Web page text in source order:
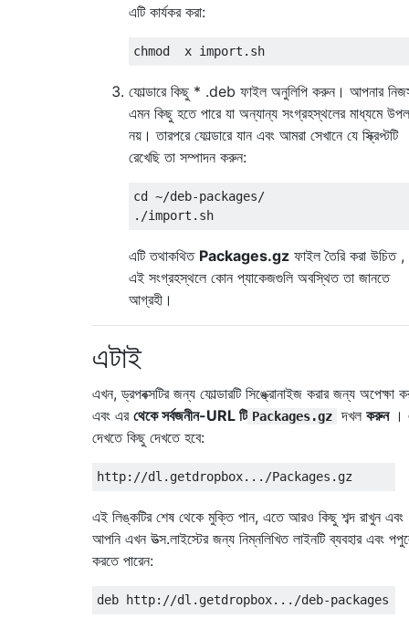
এটি কার্যকর করা:
ফোল্ডারে কিছু * .deb ফাইল অনুলিপি করুন। আপনার
এমন কিছু হতে পারে যা অন্যান্য সংগ্রহস্থলের মাধ্যমে
নয়। তারপরে ফোল্ডারে যান এবং আমরা সেখানে যে স্ক্রিপ্টটি
রেখেছি তা সম্পাদন করুন:
cd ~/deb-packages/
এটি তথাকথিত Packages.gz ফাইল তৈরি করা উচিত ,
এই সংগ্রহস্থলে কোন প্যাকেজগুলি অবস্থিত তা জানতে
আগ্রহী।
এটাই
এখন, ড্রপবক্সটির জন্য ফোল্ডারটি সিঙ্ক্রোনাইজ করার জন্য অপেক্ষা
এবং এর থেকে সর্বজনীন-URL টি Packages.gz দখল করুন।
দেখতে কিছু দেখতে হবে:
এই লিঙ্কটির শেষ থেকে মুক্তি পান, এতে আরও কিছু শব্দ রাখুন এবং
আপনি এখন উত্স.লাইস্টের জন্য নিম্নলিখিত লাইনটি ব্যবহার এবং
করতে পারেন: